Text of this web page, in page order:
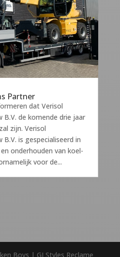
Partner
dat Verisol
de komende drie jaar
zijn. Verisol
is gespecialiseerd in
onderhouden van koel-
voor de...
Boys | GJ Styles Reclame